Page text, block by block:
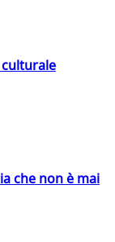
che non è mai